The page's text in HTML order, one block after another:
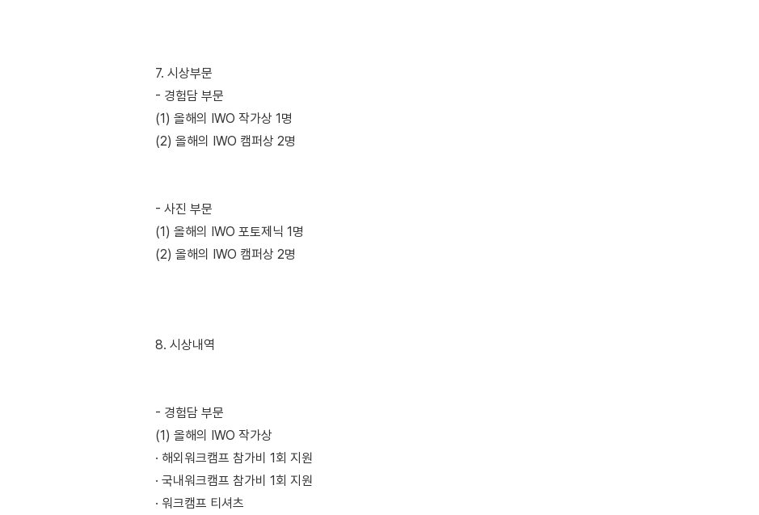
7. 시상부문
- 경험담 부문
(1) 올해의 IWO 작가상 1명
(2) 올해의 IWO 캠퍼상 2명
- 사진 부문
(1) 올해의 IWO 포토제닉 1명
(2) 올해의 IWO 캠퍼상 2명
8. 시상내역
- 경험담 부문
(1) 올해의 IWO 작가상
· 해외워크캠프 참가비 1회 지원
· 국내워크캠프 참가비 1회 지원
· 워크캠프 티셔츠